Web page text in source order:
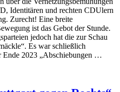
Identitären und rechten CDUlern
Zurecht! Eine breite
ist das Gebot der Stunde.
jedoch hat die zur Schau
Es war schließlich
Ende 2023 „Abschiebungen …